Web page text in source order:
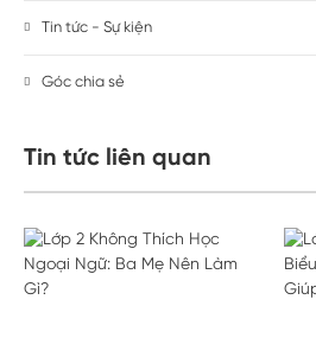
Tin tức - Sự kiện
Góc chia sẻ
Tin tức liên quan